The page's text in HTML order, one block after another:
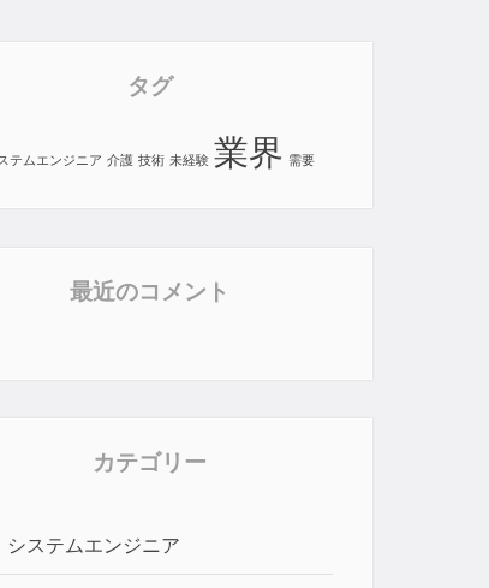
タグ
テムエンジニア 介護 技術 未経験 業界 需要
最近のコメント
カテゴリー
システムエンジニア